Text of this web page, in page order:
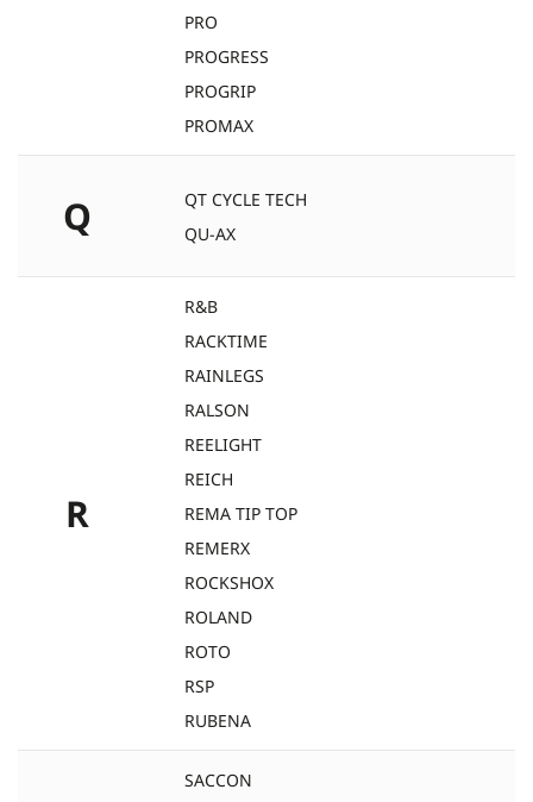
PRO
PROGRESS
PROGRIP
PROMAX
Q
QT CYCLE TECH
QU-AX
R
R&B
RACKTIME
RAINLEGS
RALSON
REELIGHT
REICH
REMA TIP TOP
REMERX
ROCKSHOX
ROLAND
ROTO
RSP
RUBENA
SACCON